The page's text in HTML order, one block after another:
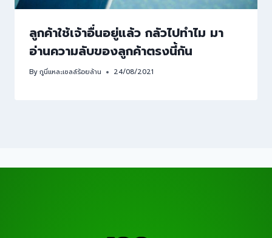
ลูกค้าใช้เจ้าอื่นอยู่แล้ว กลัวไปทำไม มา
อ่านความลับของลูกค้าตรงนี้กัน
Byกูนี่แหละเซลล์ร้อยล้าน 24/08/2021